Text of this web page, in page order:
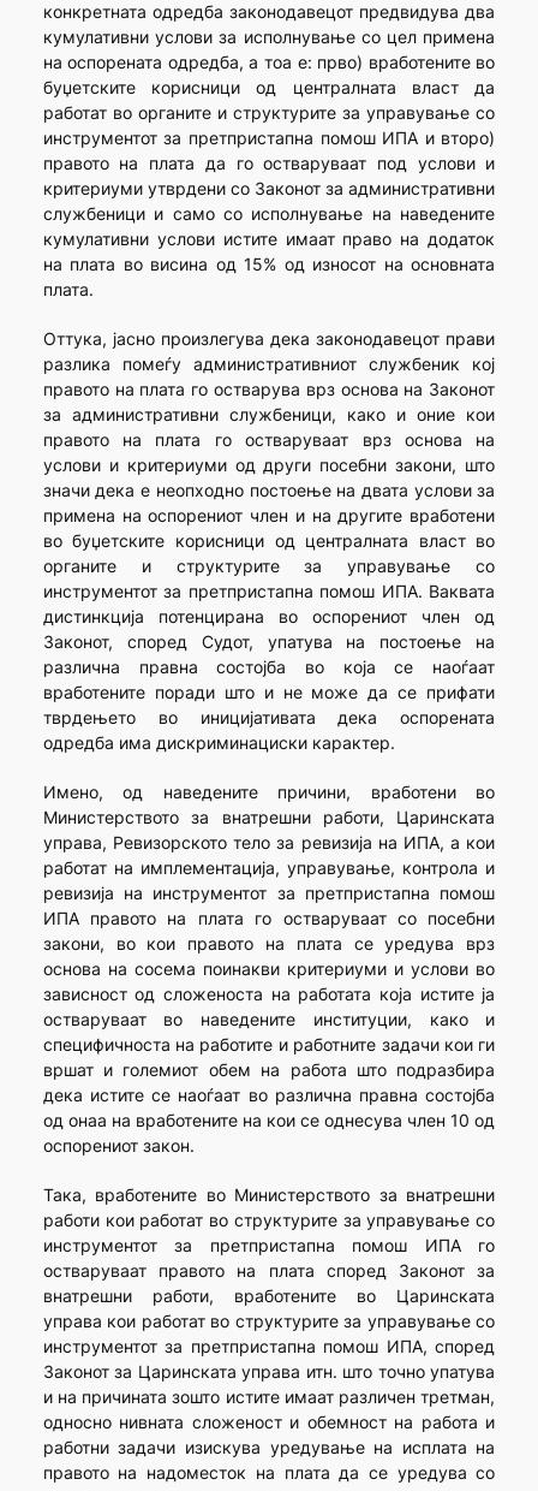
конкретната одредба законодавецот предвидува два
кумулативни услови за исполнување со цел примена
на оспорената одредба, а тоа е: прво) вработените во
буџетските корисници од централната власт да
работат во органите и структурите за управување со
инструментот за претпристапна помош ИПА и второ)
правото на плата да го остваруваат под услови и
критериуми утврдени со Законот за административни
службеници и само со исполнување на наведените
кумулативни услови истите имаат право на додаток
на плата во висина од 15% од износот на основната
плата.
Оттука, јасно произлегува дека законодавецот прави
разлика помеѓу административниот службеник кој
правото на плата го остварува врз основа на Законот
за административни службеници, како и оние кои
правото на плата го остваруваат врз основа на
услови и критериуми од други посебни закони, што
значи дека е неопходно постоење на двата услови за
примена на оспорениот член и на другите вработени
во буџетските корисници од централната власт во
органите и структурите за управување со
инструментот за претпристапна помош ИПА. Ваквата
дистинкција потенцирана во оспорениот член од
Законот, според Судот, упатува на постоење на
различна правна состојба во која се наоѓаат
вработените поради што и не може да се прифати
тврдењето во иницијативата дека оспорената
одредба има дискриминациски карактер.
Имено, од наведените причини, вработени во
Министерството за внатрешни работи, Царинската
управа, Ревизорското тело за ревизија на ИПА, а кои
работат на имплементација, управување, контрола и
ревизија на инструментот за претпристапна помош
ИПА правото на плата го остваруваат со посебни
закони, во кои правото на плата се уредува врз
основа на сосема поинакви критериуми и услови во
зависност од сложеноста на работата која истите ја
остваруваат во наведените институции, како и
специфичноста на работите и работните задачи кои ги
вршат и големиот обем на работа што подразбира
дека истите се наоѓаат во различна правна состојба
од онаа на вработените на кои се однесува член 10 од
оспорениот закон.
Така, вработените во Министерството за внатрешни
работи кои работат во структурите за управување со
инструментот за претпристапна помош ИПА го
остваруваат правото на плата според Законот за
внатрешни работи, вработените во Царинската
управа кои работат во структурите за управување со
инструментот за претпристапна помош ИПА, според
Законот за Царинската управа итн. што точно упатува
и на причината зошто истите имаат различен третман,
односно нивната сложеност и обемност на работа и
работни задачи изискува уредување на исплата на
правото на надоместок на плата да се уредува со